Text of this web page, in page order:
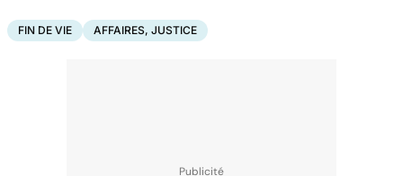
FIN DE VIE AFFAIRES, JUSTICE